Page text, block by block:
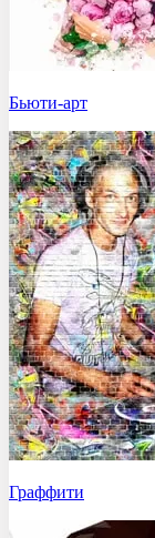
Бьюти-арт
Граффити